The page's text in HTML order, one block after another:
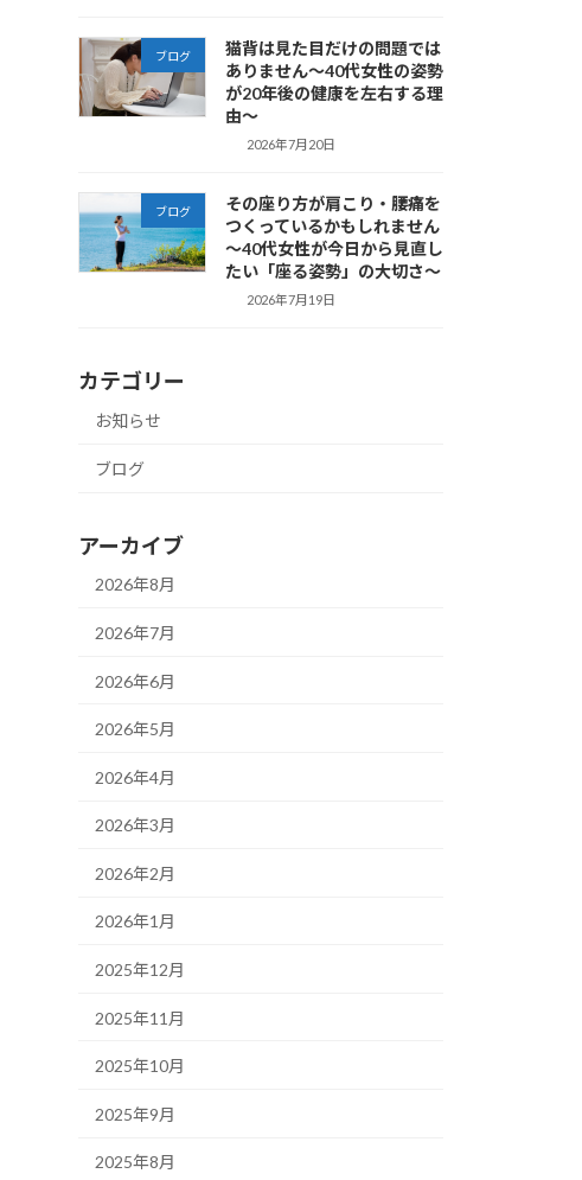
ブログ
猫背は見た目だけの問題では
ありません～40代女性の姿勢
が20年後の健康を左右する理
由～
2026年7月20日
ブログ
その座り方が肩こり・腰痛を
つくっているかもしれません
～40代女性が今日から見直し
たい「座る姿勢」の大切さ～
2026年7月19日
カテゴリー
お知らせ
ブログ
アーカイブ
2026年8月
2026年7月
2026年6月
2026年5月
2026年4月
2026年3月
2026年2月
2026年1月
2025年12月
2025年11月
2025年10月
2025年9月
2025年8月